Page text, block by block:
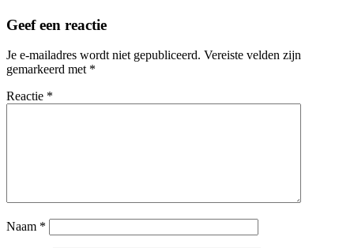
Geef een reactie
Je e-mailadres wordt niet gepubliceerd. Vereiste velden zijn
gemarkeerd met *
Reactie *
Naam *